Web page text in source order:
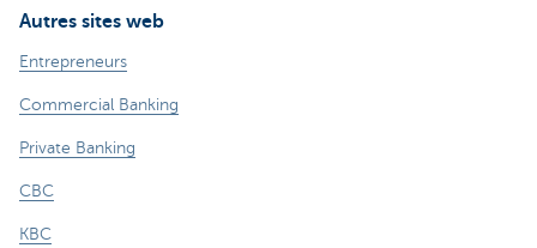
Autres sites web
Entrepreneurs
Commercial Banking
Private Banking
CBC
KBC